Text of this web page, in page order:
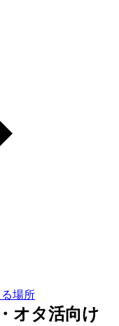
場所
オタ活向け